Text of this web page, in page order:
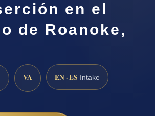
en el
de Roanoke,
VA EN · ES Intake